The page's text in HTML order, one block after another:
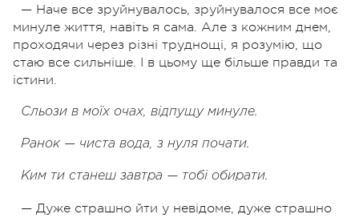
— Наче все зруйнувалось, зруйнувалося все моє
минуле життя, навіть я сама. Але з кожним днем,
проходячи через різні труднощі, я розумію, що
стаю все сильніше. І в цьому ще більше правди та
істини.
Сльози в моїх очах, відпущу минуле.
Ранок — чиста вода, з нуля почати.
Ким ти станеш завтра — тобі обирати.
— Дуже страшно йти у невідоме, дуже страшно